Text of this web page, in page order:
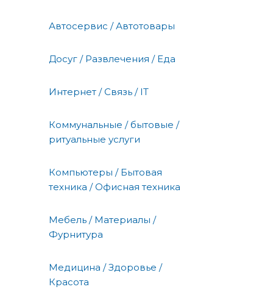
Автосервис / Автотовары
Досуг / Развлечения / Еда
Интернет / Связь / IT
Коммунальные / бытовые /
ритуальные услуги
Компьютеры / Бытовая
техника / Офисная техника
Мебель / Материалы /
Фурнитура
Медицина / Здоровье /
Красота